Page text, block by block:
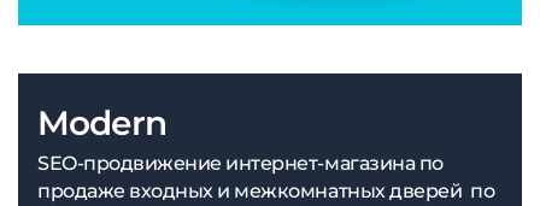
Modern
SEO-продвижение интернет-магазина по
продаже входных и межкомнатных дверей по